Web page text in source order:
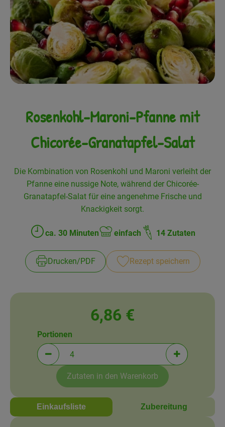
Frisches
Angebote
Haltbares
Getränke
Drogerie
Veranstaltungen
Amperhof-Blog
Entdecken
Über uns
Rosenkohl-Maroni-Pfanne mit
Chicorée-Granatapfel-Salat
Die Kombination von Rosenkohl und Maroni verleiht der
Pfanne eine nussige Note, während der Chicorée-
Granatapfel-Salat für eine angenehme Frische und
Knackigkeit sorgt.
Zubreitungszeit:
ca. 30 Minuten
Schwierigkeit:
einfach 14 Zutaten
Drucken​/​PDF Rezept speichern
6,86 €
Portionen verringern (aktuell 4 Portionen
Portionen
Portionen
Zutaten in den Warenkorb
Einkaufsliste Zubereitung